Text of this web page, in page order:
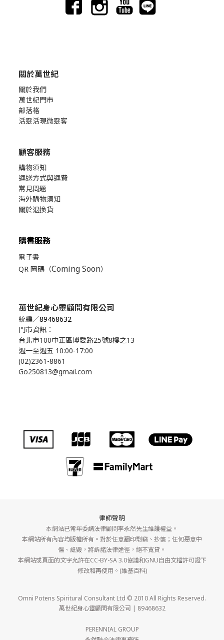
關於萬世紀
關於我們
萬世紀門市
部落格
活靈活現微靈客
顧客服務
購物須知
運送方式與運費
常見問題
海外購物須知
關於退換貨
購書服務
電子書
QR 圖碼（Coming Soon）
萬世紀身心靈顧問有限公司
統編／89468632
門市資訊：
台北市100中正區博愛路25號8樓之13
週一至週五 10:00-17:00
(02)2361-8861
Go250813@gmail.com
律師聲明
本網站已常年委請法律顧問李永然先生維護權益。
本網站所有內容均版權所有。對於任意翻印剽竊、抄襲；任何惡意中
傷、詆毀，將訴諸法律途徑，絕不寬貸。
本網站或頁面的文字允許在CC-BY-SA 3.0協議和GNU自由文檔許可證下
修改和再使用。(維基百科)
Omni Potens Spiritural Consultant Ltd © 2010 All Rights Reserved.
萬世紀身心靈顧問有限公司 | 89468632
PERENNIAL GROUP